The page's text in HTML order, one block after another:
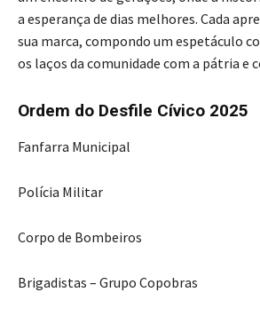
a esperança de dias melhores. Cada
sua marca, compondo um espetáculo
os laços da comunidade com a pátria e
Ordem do Desfile Cívico 2025
Fanfarra Municipal
Polícia Militar
Corpo de Bombeiros
Brigadistas – Grupo Copobras